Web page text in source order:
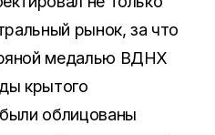
рынок, за что
медалью ВДНХ
крытого
облицованы